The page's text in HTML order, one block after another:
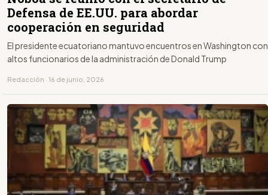
Defensa de EE.UU. para abordar
cooperación en seguridad
El presidente ecuatoriano mantuvo encuentros en Washington con
altos funcionarios de la administración de Donald Trump
Redacción · 16 de junio, 2026